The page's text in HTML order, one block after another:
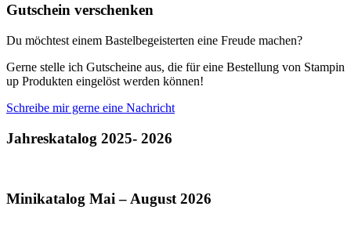
Gutschein verschenken
Du möchtest einem Bastelbegeisterten eine Freude machen?
Gerne stelle ich Gutscheine aus, die für eine Bestellung von Stampin
up Produkten eingelöst werden können!
Schreibe mir gerne eine Nachricht
Jahreskatalog 2025- 2026
Minikatalog Mai – August 2026